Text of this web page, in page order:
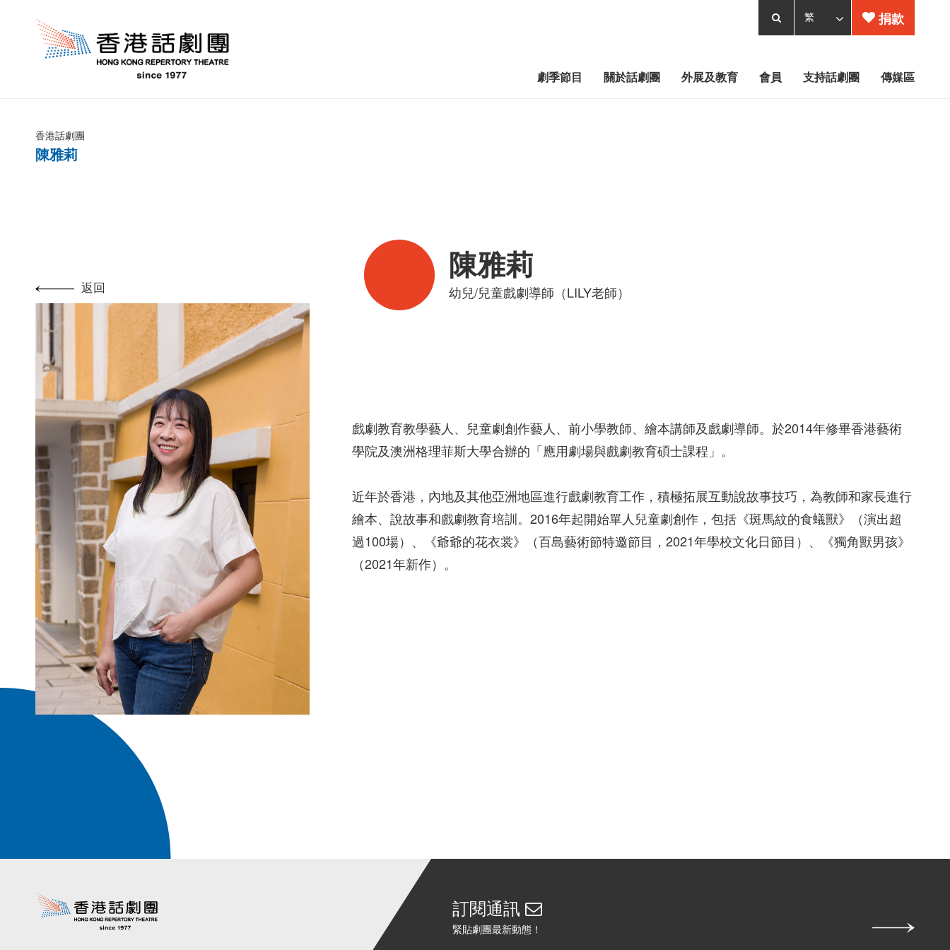
劇季節目 關於話劇團 外展及教育 會員 支持話劇團 傳媒區
捐款
香港話劇團
陳雅莉
返回
陳雅莉
幼兒/兒童戲劇導師（LILY老師）
戲劇教育教學藝人、兒童劇創作藝人、前小學教師、繪本講師及戲劇導師。於2014年修畢香港藝術
學院及澳洲格理菲斯大學合辦的「應用劇場與戲劇教育碩士課程」。
近年於香港，內地及其他亞洲地區進行戲劇教育工作，積極拓展互動說故事技巧，為教師和家長進行
繪本、說故事和戲劇教育培訓。2016年起開始單人兒童劇創作，包括《斑馬紋的食蟻獸》（演出超
過100場）、《爺爺的花衣裳》（百島藝術節特邀節目，2021年學校文化日節目）、《獨角獸男孩》
（2021年新作）。
訂閱通訊
緊貼劇團最新動態！